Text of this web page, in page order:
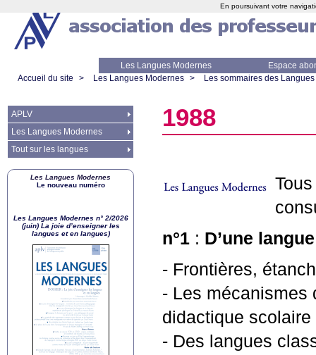
Les Langues Modernes
Espace
Accueil du site
> Les Langues Modernes > Les sommaires des
1988
n°1 : D’une
- Frontières,
- Les mécanismes
didactique
- Des langues
APLV
Les Langues Modernes
Tout sur les langues
Les Langues Modernes
Le nouveau numéro
Les Langues Modernes n° 2/2026
(juin) La joie d’enseigner les
langues et en langues)
En poursuivant votre